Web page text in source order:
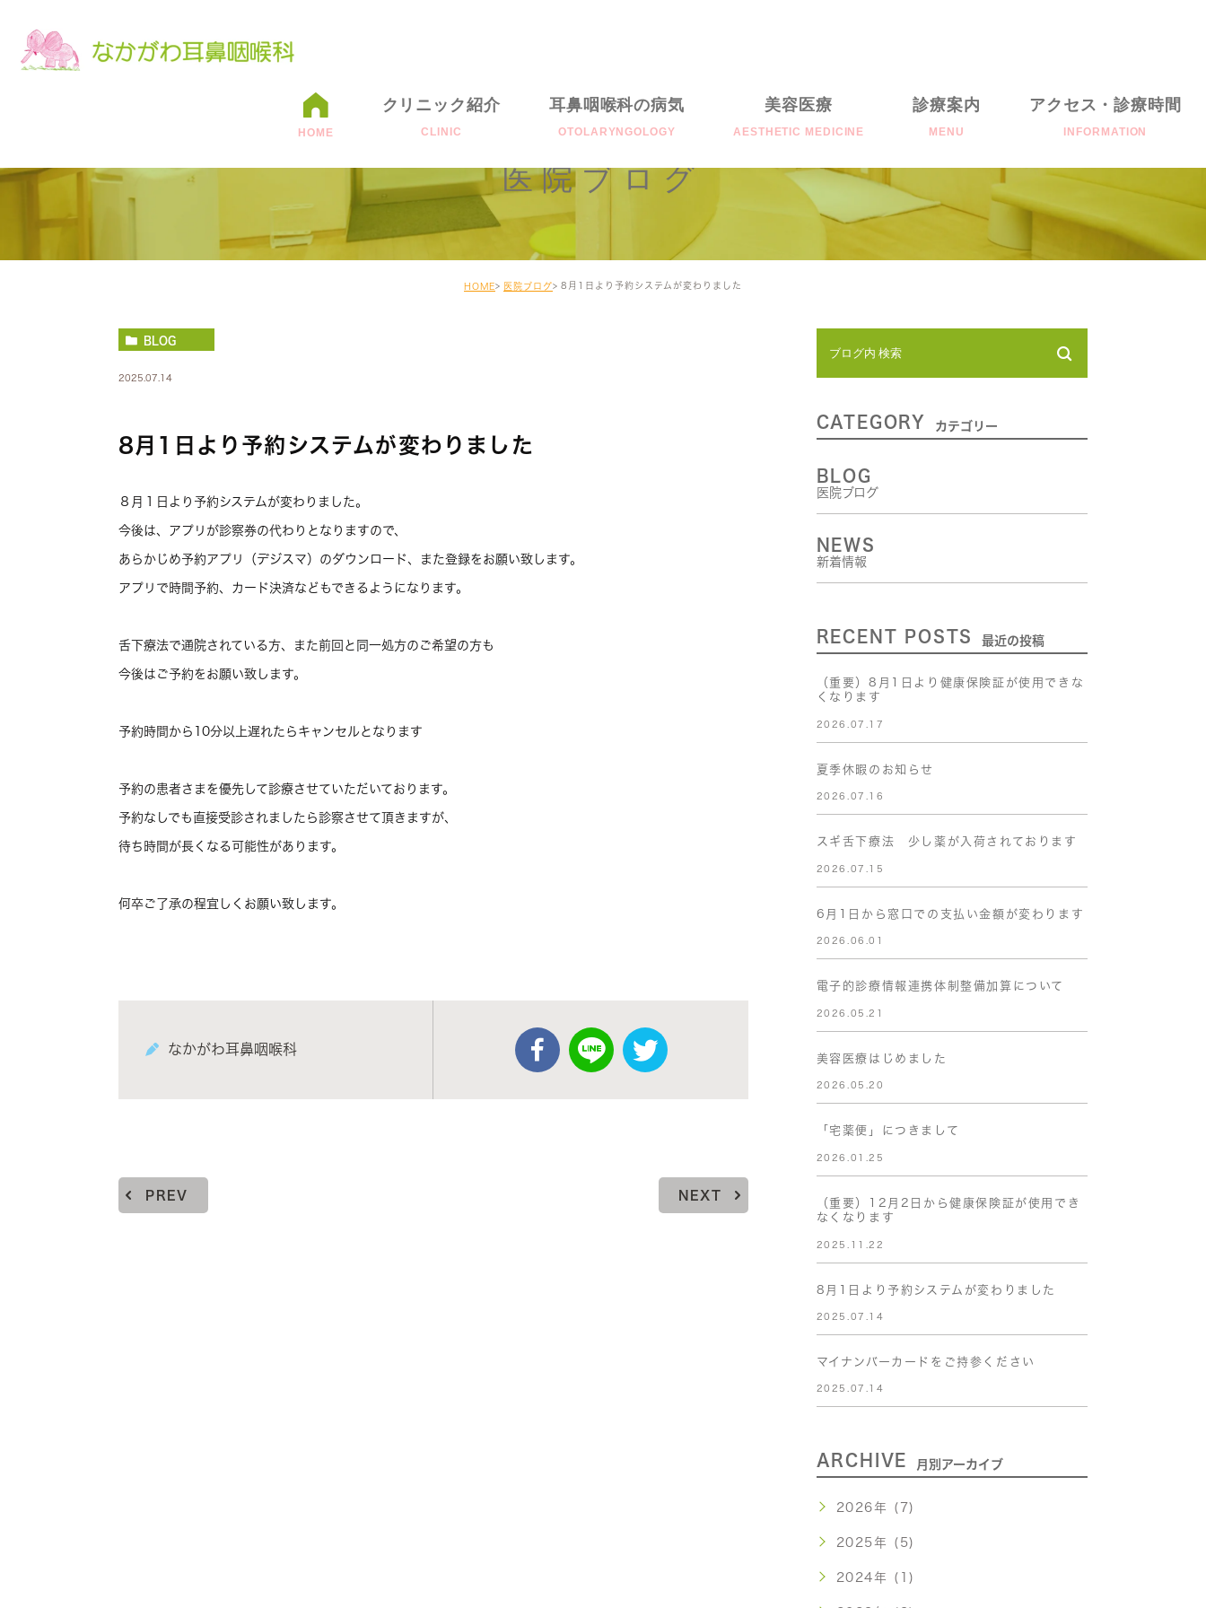
HOME
クリニック紹介
CLINIC
耳鼻咽喉科の病気
OTOLARYNGOLOGY
みみの病気
美容医療
AESTHETIC MEDICINE
Photofacial
診療案内
MENU
耳鼻咽喉科について
アクセス・診療時間
INFORMATION
医院ブログ
HOME 医院ブログ 8月1日より予約システムが変わりました
BLOG
2025.07.14
8月1日より予約システムが変わりました
８月１日より予約システムが変わりました。
今後は、アプリが診察券の代わりとなりますので、
あらかじめ予約アプリ（デジスマ）のダウンロード、また登録をお願い致します。
アプリで時間予約、カード決済などもできるようになります。
舌下療法で通院されている方、また前回と同一処方のご希望の方も
今後はご予約をお願い致します。
予約時間から10分以上遅れたらキャンセルとなります
予約の患者さまを優先して診療させていただいております。
予約なしでも直接受診されましたら診察させて頂きますが、
待ち時間が長くなる可能性があります。
何卒ご了承の程宜しくお願い致します。
なかがわ耳鼻咽喉科
PREV NEXT
CATEGORY カテゴリー
BLOG
医院ブログ
NEWS
新着情報
RECENT POSTS 最近の投稿
（重要）8月1日より健康保険証が使用できな
くなります
2026.07.17
夏季休暇のお知らせ
2026.07.16
スギ舌下療法 少し薬が入荷されております
2026.07.15
6月1日から窓口での支払い金額が変わります
2026.06.01
電子的診療情報連携体制整備加算について
2026.05.21
美容医療はじめました
2026.05.20
「宅薬便」につきまして
2026.01.25
（重要）12月2日から健康保険証が使用でき
なくなります
2025.11.22
8月1日より予約システムが変わりました
2025.07.14
マイナンバーカードをご持参ください
2025.07.14
ARCHIVE 月別アーカイブ
2026年 (7)
2025年 (5)
2024年 (1)